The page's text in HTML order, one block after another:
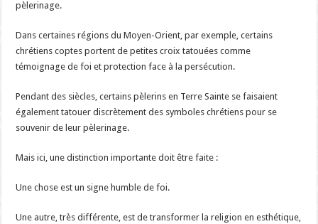
pèlerinage.
Dans certaines régions du Moyen-Orient, par exemple, certains
chrétiens coptes portent de petites croix tatouées comme
témoignage de foi et protection face à la persécution.
Pendant des siècles, certains pèlerins en Terre Sainte se faisaient
également tatouer discrètement des symboles chrétiens pour se
souvenir de leur pèlerinage.
Mais ici, une distinction importante doit être faite :
Une chose est un signe humble de foi.
Une autre, très différente, est de transformer la religion en esthétique,